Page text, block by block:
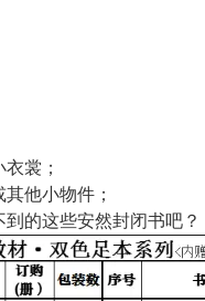
裳；
他小物件；
的这些安然封闭书吧？